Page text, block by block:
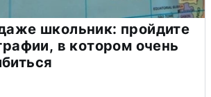
школьник: пройдите
в котором очень